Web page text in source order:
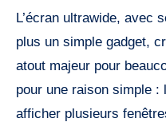
L’écran ultrawide, avec
plus un simple gadget,
atout majeur pour
pour une raison simple :
afficher plusieurs